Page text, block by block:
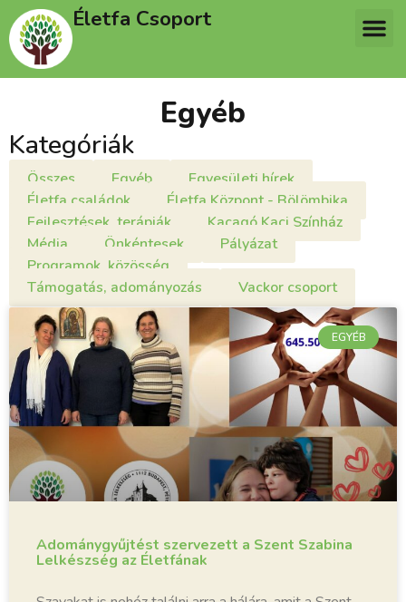
Életfa Csoport
Egyéb
Kategóriák
Összes Egyéb
Egyesületi hírek
Életfa családok
Életfa Központ - Bölömbika
Fejlesztések, terápiák
Kacagó Kaci Színház
Média
Önkéntesek
Pályázat
Programok, közösség
Támogatás, adományozás
Vackor csoport
EGYÉB
Adománygyűjtést szervezett a Szent Szabina
Lelkészség az Életfának